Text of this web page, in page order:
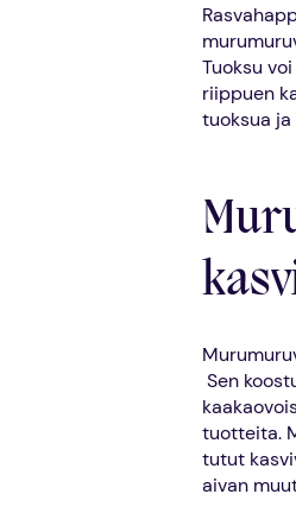
Tuoksu
riippuen
tuoksua
Sen
tuotteita.
tutut
aivan